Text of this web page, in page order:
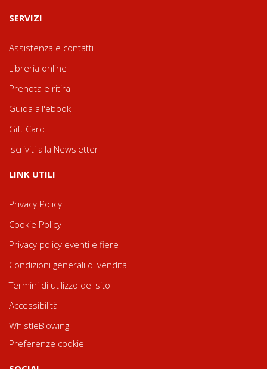
SERVIZI
Assistenza e contatti
Libreria online
Prenota e ritira
Guida all'ebook
Gift Card
Iscriviti alla Newsletter
LINK UTILI
Privacy Policy
Cookie Policy
Privacy policy eventi e fiere
Condizioni generali di vendita
Termini di utilizzo del sito
Accessibilità
WhistleBlowing
Preferenze cookie